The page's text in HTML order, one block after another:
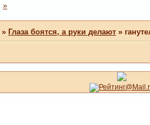
»
»Глаза боятся, а руки делают »